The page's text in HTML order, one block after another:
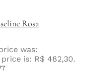
Rosa
was:
is: R$ 482,30.